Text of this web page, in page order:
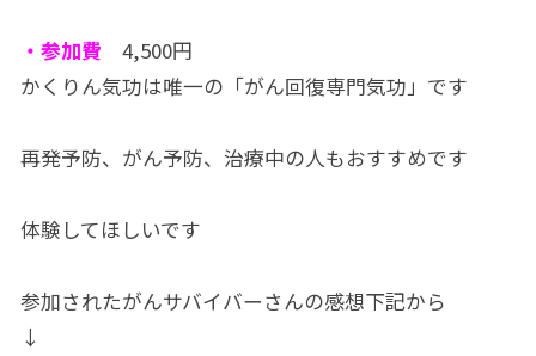
・参加費 4,500円
かくりん気功は唯一の「がん回復専門気功」です
再発予防、がん予防、治療中の人もおすすめです
体験してほしいです
参加されたがんサバイバーさんの感想下記から
↓